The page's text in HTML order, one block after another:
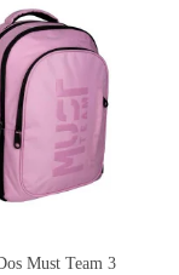
à Dos Ecolier 2